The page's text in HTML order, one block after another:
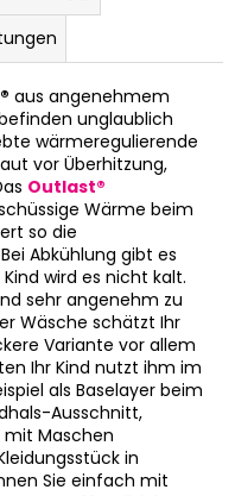
aus angenehmem
unglaublich
wärmeregulierende
vor Überhitzung,
Outlast®
Wärme beim
so die
Abkühlung gibt es
wird es nicht kalt.
sehr angenehm zu
Wäsche schätzt Ihr
Variante vor allem
Ihr Kind nutzt ihm im
als Baselayer beim
Ausschnitt,
Maschen
in
Sie einfach mit